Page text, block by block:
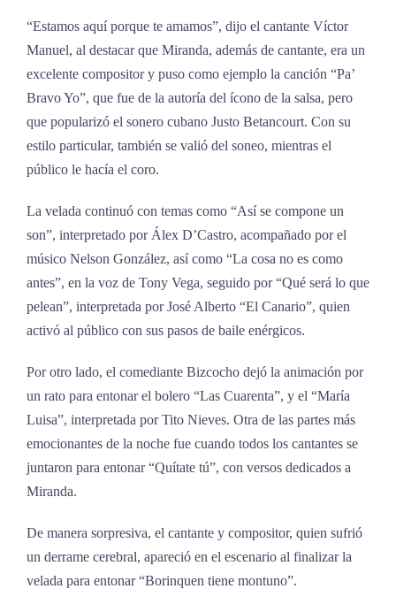
“Estamos aquí porque te amamos”, dijo el cantante Víctor
Manuel, al destacar que Miranda, además de cantante, era un
excelente compositor y puso como ejemplo la canción “Pa’
Bravo Yo”, que fue de la autoría del ícono de la salsa, pero
que popularizó el sonero cubano Justo Betancourt. Con su
estilo particular, también se valió del soneo, mientras el
público le hacía el coro.
La velada continuó con temas como “Así se compone un
son”, interpretado por Álex D’Castro, acompañado por el
músico Nelson González, así como “La cosa no es como
antes”, en la voz de Tony Vega, seguido por “Qué será lo que
pelean”, interpretada por José Alberto “El Canario”, quien
activó al público con sus pasos de baile enérgicos.
Por otro lado, el comediante Bizcocho dejó la animación por
un rato para entonar el bolero “Las Cuarenta”, y el “María
Luisa”, interpretada por Tito Nieves. Otra de las partes más
emocionantes de la noche fue cuando todos los cantantes se
juntaron para entonar “Quítate tú”, con versos dedicados a
Miranda.
De manera sorpresiva, el cantante y compositor, quien sufrió
un derrame cerebral, apareció en el escenario al finalizar la
velada para entonar “Borinquen tiene montuno”.